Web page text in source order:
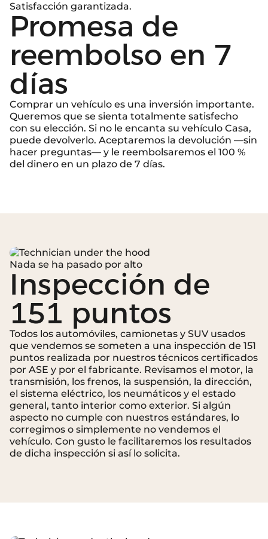
Satisfacción garantizada.
Promesa de
reembolso en 7
días
Comprar un vehículo es una inversión importante.
Queremos que se sienta totalmente satisfecho
con su elección. Si no le encanta su vehículo Casa,
puede devolverlo. Aceptaremos la devolución —sin
hacer preguntas— y le reembolsaremos el 100 %
del dinero en un plazo de 7 días.
Nada se ha pasado por alto
Inspección de
151 puntos
Todos los automóviles, camionetas y SUV usados ​​
que vendemos se someten a una inspección de 151
puntos realizada por nuestros técnicos certificados
por ASE y por el fabricante. Revisamos el motor, la
transmisión, los frenos, la suspensión, la dirección,
el sistema eléctrico, los neumáticos y el estado
general, tanto interior como exterior. Si algún
aspecto no cumple con nuestros estándares, lo
corregimos o simplemente no vendemos el
vehículo. Con gusto le facilitaremos los resultados
de dicha inspección si así lo solicita.